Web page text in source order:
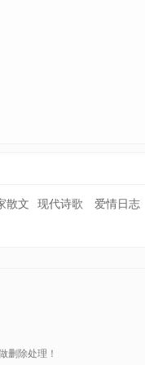
散文 现代诗歌 爱情日志
删除处理！